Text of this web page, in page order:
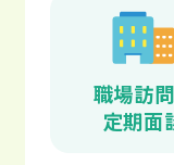
職場訪
定期面